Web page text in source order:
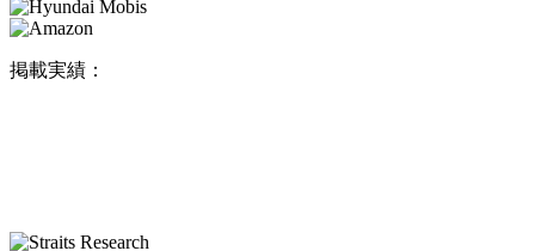
掲載実績：